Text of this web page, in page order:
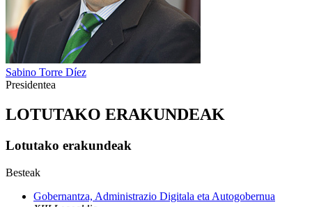
Sabino Torre Díez
Presidentea
LOTUTAKO ERAKUNDEAK
Lotutako erakundeak
Besteak
Gobernantza, Administrazio Digitala eta Autogobernua